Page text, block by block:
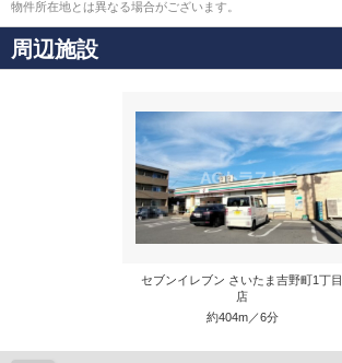
物件所在地とは異なる場合がございます。
周辺施設
セブンイレブン さいたま吉野町1丁目
店
約404m／6分